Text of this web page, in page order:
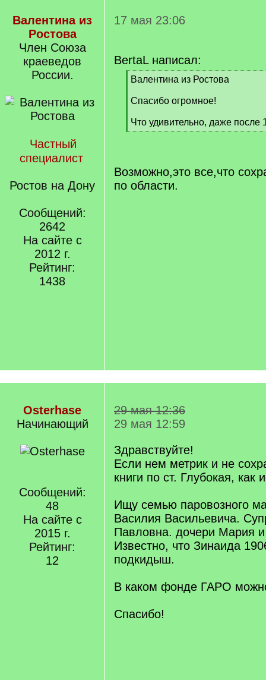
Валентина из
Ростова
Член Союза
краеведов
России.
Частный
специалист
Ростов на Дону
Сообщений:
2642
На сайте с
2012 г.
Рейтинг:
1438
17 мая 23:06
BertaL написал:
[
]
Валентина из Ростова
Спасибо огромное!
Что удивительно, даже после
[
Возможно,это все,что
по области.
Osterhase
Начинающий
Сообщений:
48
На сайте с
2015 г.
Рейтинг:
12
29 мая 12:36
29 мая 12:59
Здравствуйте!
Если нем метрик и не
книги по ст. Глубокая, как
Ищу семью паровозного
Василия Васильевича.
Павловна. дочери Мария
Известно, что Зинаида
подкидыш.
В каком фонде ГАРО
Спасибо!